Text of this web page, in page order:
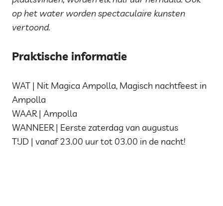
op het water worden spectaculaire kunsten
vertoond.
Praktische informatie
WAT | Nit Magica Ampolla, Magisch nachtfeest in
Ampolla
WAAR | Ampolla
WANNEER | Eerste zaterdag van augustus
TIJD | vanaf 23.00 uur tot 03.00 in de nacht!